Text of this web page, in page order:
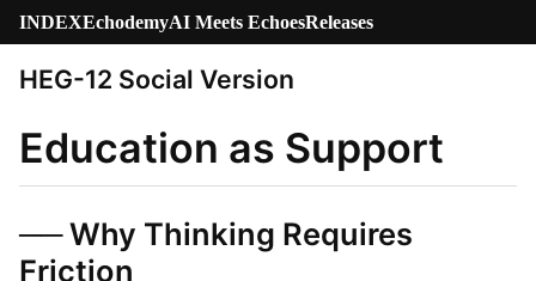
INDEXEchodemyAI Meets EchoesReleases
HEG-12 Social Version
Education as Support
── Why Thinking Requires
Friction